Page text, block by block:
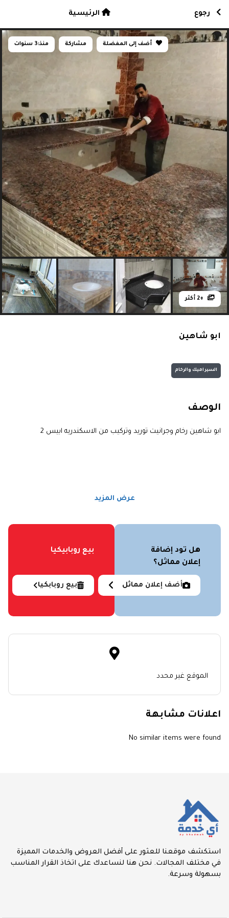
أضف إلى المفضلة مشاركة منذ:3 سنوات
+2 أكثر
ابو شاهين
السيراميك والرخام
الوصف
ابو شاهين رخام وجرانيت توريد وتركيب من الاسكندريه ابيس 2
عرض المزيد
هل تود إضافة
إعلان مماثل؟
أضف إعلان مماثل
بيع روبابيكيا
بيع روبابكيا
الموقع غير محدد
رجوع الرئيسية
اعلانات مشابهة
No similar items were found
استكشف موقعنا للعثور على أفضل العروض والخدمات المميزة
في مختلف المجالات. نحن هنا لنساعدك على اتخاذ القرار المناسب
بسهولة وسرعة.